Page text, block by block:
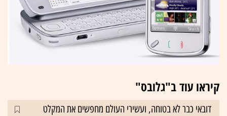
קיראו עוד ב"גלובס"
דובאי כבר לא בטוחה, ועשירי העולם מחפשים את המקלט